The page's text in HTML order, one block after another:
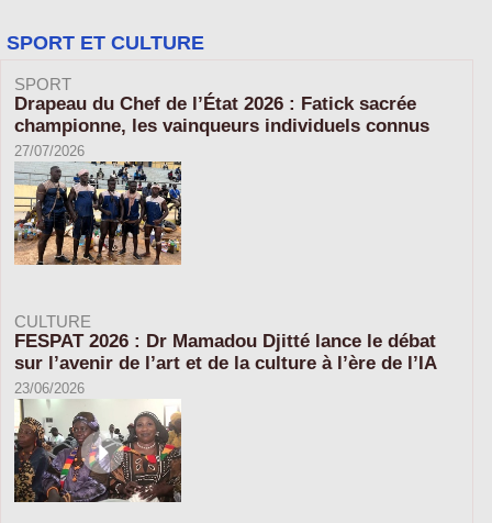
SPORT ET CULTURE
SPORT
Drapeau du Chef de l’État 2026 : Fatick sacrée
championne, les vainqueurs individuels connus
27/07/2026
CULTURE
FESPAT 2026 : Dr Mamadou Djitté lance le débat
sur l’avenir de l’art et de la culture à l’ère de l’IA
23/06/2026